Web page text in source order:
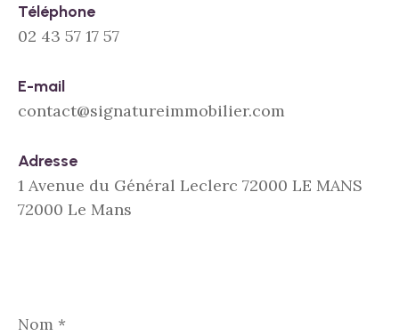
Téléphone
02 43 57 17 57
E-mail
contact@signatureimmobilier.com
Adresse
1 Avenue du Général Leclerc 72000 LE MANS
72000 Le Mans
*